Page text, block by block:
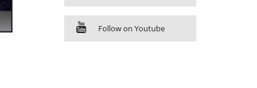
Follow on Youtube